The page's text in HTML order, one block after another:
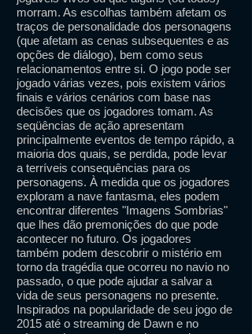
morram. As escolhas também afetam os
traços de personalidade dos personagens
(que afetam as cenas subsequentes e as
opções de diálogo), bem como seus
relacionamentos entre si. O jogo pode ser
jogado várias vezes, pois existem vários
finais e vários cenários com base nas
decisões que os jogadores tomam. As
seqüências de ação apresentam
principalmente eventos de tempo rápido, a
maioria dos quais, se perdida, pode levar
a terríveis consequências para os
personagens. À medida que os jogadores
exploram a nave fantasma, eles podem
encontrar diferentes "Imagens Sombrias"
que lhes dão premonições do que pode
acontecer no futuro. Os jogadores
também podem descobrir o mistério em
torno da tragédia que ocorreu no navio no
passado, o que pode ajudar a salvar a
vida de seus personagens no presente.
Inspirados na popularidade de seu jogo de
2015 até o streaming de Dawn e no